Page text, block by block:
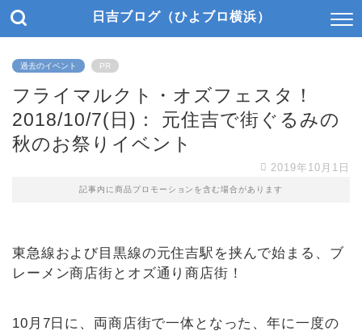
日吉ブログ（ひよブロ横浜）
過去のイベント PR
フライマルクト・オズフェスタ！
2018/10/7(日)： 元住吉で街ぐるみの
秋のお祭りイベント
2019年10月1日
記事内に商品プロモーションを含む場合があります
東急線および目黒線の元住吉駅を挟んで始まる、ブ
レーメン商店街とオズ通り商店街！
10月7日に、両商店街で一体となった、年に一度の